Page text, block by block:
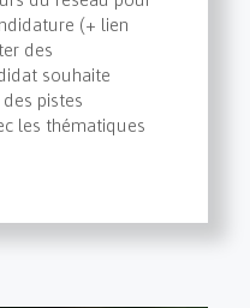
(+ lien
des
souhaite
pistes
les thématiques